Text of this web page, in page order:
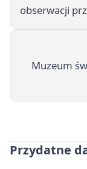
obserwacji
Muzeum
Przydatne